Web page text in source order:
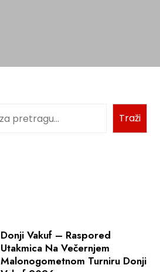
Traži
Donji Vakuf – Raspored
Utakmica Na Večernjem
Malonogometnom Turniru Donji